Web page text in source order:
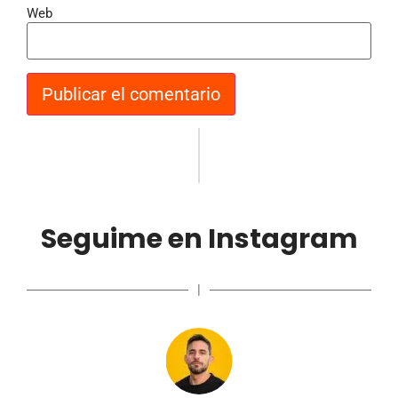
Web
Seguime en Instagram
|